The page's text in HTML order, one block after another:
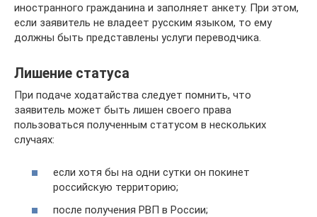
иностранного гражданина и заполняет анкету. При этом,
если заявитель не владеет русским языком, то ему
должны быть представлены услуги переводчика.
Лишение статуса
При подаче ходатайства следует помнить, что
заявитель может быть лишен своего права
пользоваться полученным статусом в нескольких
случаях:
если хотя бы на одни сутки он покинет
российскую территорию;
после получения РВП в России;